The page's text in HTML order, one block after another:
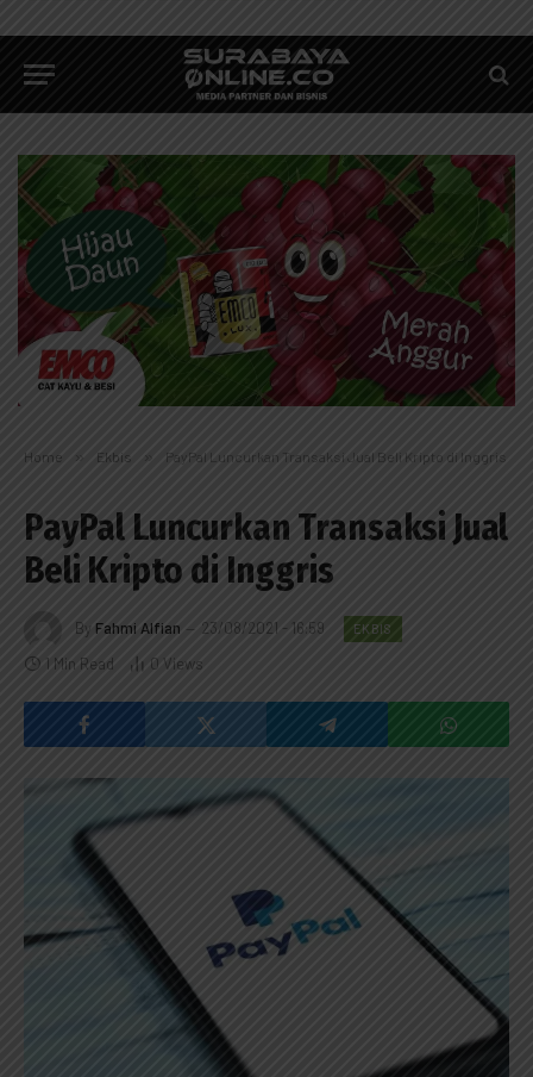
Home » Ekbis » PayPal Luncurkan Transaksi Jual Beli Kripto di Inggris
PayPal Luncurkan Transaksi Jual
Beli Kripto di Inggris
By Fahmi Alfian 23/08/2021 - 16:59 EKBIS
1 Min Read 0 Views